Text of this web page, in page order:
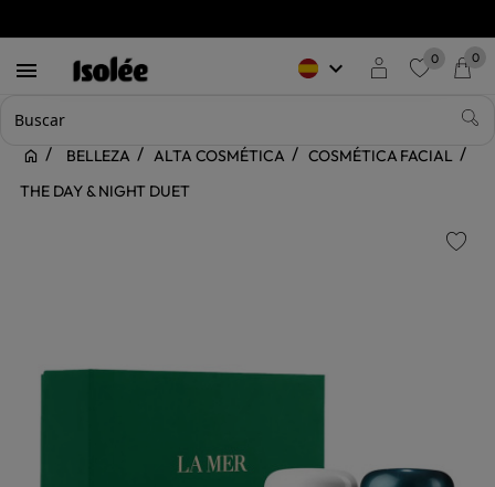
 keyboard_arrow_down 0 0
BELLEZA ALTA COSMÉTICA
COSMÉTICA FACIAL
THE DAY & NIGHT DUET